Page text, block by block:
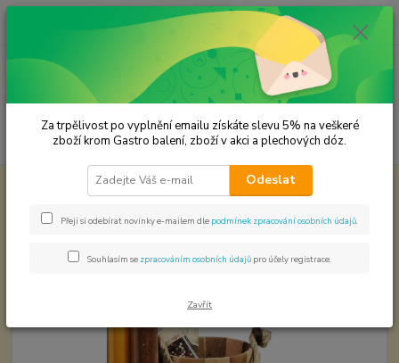
Menu
Hledat
ks
za 0,00 Kč
Premium koření Rozmarýn Prémiová kvalita
Rozmarýn Prémiová kvalita
Za trpělivost po vyplnění emailu získáte slevu 5% na veškeré
zboží krom Gastro balení, zboží v akci a plechových dóz.
Odeslat
Přeji si odebírat novinky e-mailem dle podmínek zpracování osobních údajů
Souhlasím se zpracováním osobních údajů pro účely registrace.
Zavřít